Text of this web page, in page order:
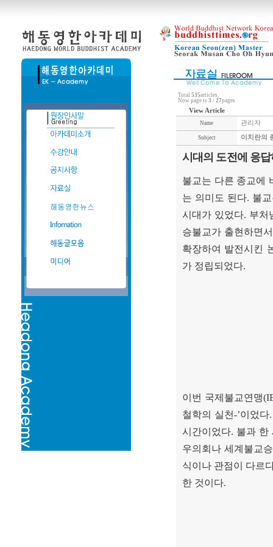
Total 535articles,
Now page is 3 / 27pages
View Article
Name 관리자
Subject 이치란의
시대의 도전에 응
불교는 다른 종교에
는 의미도 된다. 불
시대가 있었다. 부처
승불교가 출현하면
확장하여 발전시킨
가 정립되었다.
이번 국제불교연맹
철학의 실천-’이었다
시간이었다. 불과 한
우의회나 세계불교
식이나 관점이 다르
한 것이다.